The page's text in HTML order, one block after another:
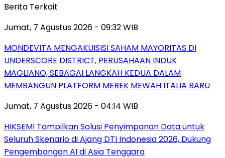
Berita Terkait
Jumat, 7 Agustus 2026 - 09:32 WIB
MONDEVITA MENGAKUISISI SAHAM MAYORITAS DI
UNDERSCORE DISTRICT, PERUSAHAAN INDUK
MAGLIANO, SEBAGAI LANGKAH KEDUA DALAM
MEMBANGUN PLATFORM MEREK MEWAH ITALIA BARU
Jumat, 7 Agustus 2026 - 04:14 WIB
HIKSEMI Tampilkan Solusi Penyimpanan Data untuk
Seluruh Skenario di Ajang DTI Indonesia 2026, Dukung
Pengembangan AI di Asia Tenggara